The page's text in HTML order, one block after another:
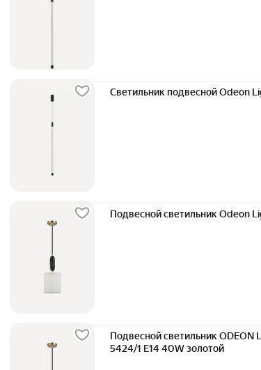
Светильник подвесной Odeon
Подвесной светильник Odeon
Подвесной светильник ODEON
5424/1 E14 40W золотой